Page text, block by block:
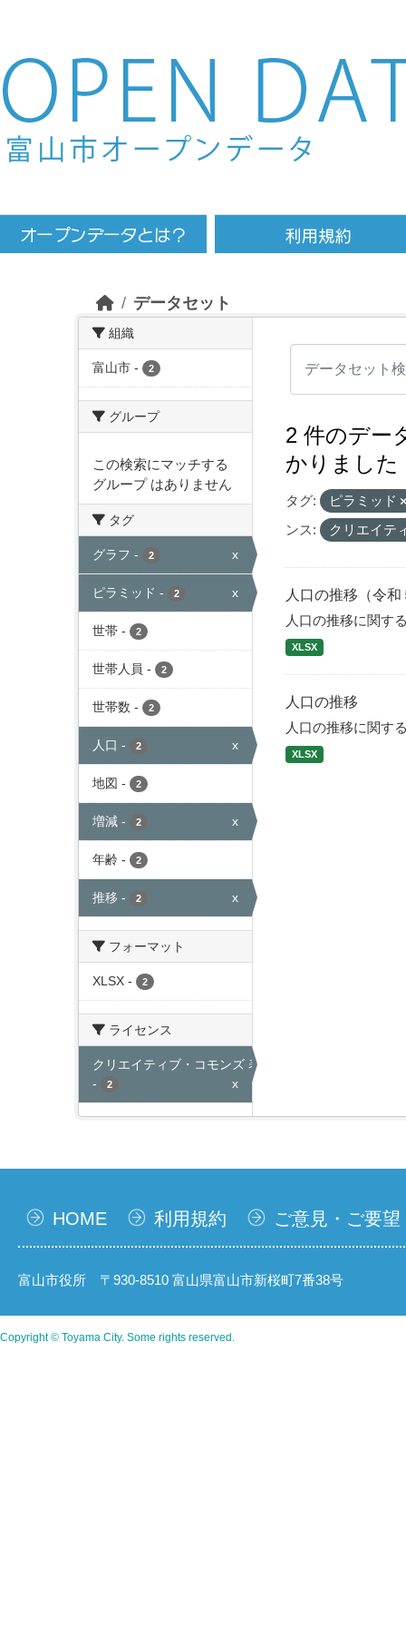
Skip to main content
データセット
組織
富山市 - 2
グループ
この検索にマッチする
グループ はありません
タグ
グラフ - 2 x
ピラミッド - 2 x
世帯 - 2
世帯人員 - 2
世帯数 - 2
人口 - 2 x
地図 - 2
増減 - 2 x
年齢 - 2
推移 - 2 x
フォーマット
XLSX - 2
ライセンス
クリエイティブ・コモンズ 表示
-
2 x
2 件のデー
かりました
タグ:
ピラミッド
ンス:
クリエイテ
人口の推移（令和
人口の推移に関す
XLSX
人口の推移
人口の推移に関す
XLSX
HOME 利用規約 ご意見・ご要望
富山市役所 〒930-8510 富山県富山市新桜町7番38号
Copyright © Toyama City. Some rights reserved.